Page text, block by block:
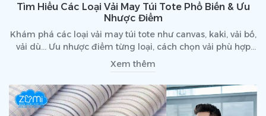
Tìm Hiểu Các Loại Vải May Túi Tote Phổ Biến & Ưu
Nhược Điểm
Khám phá các loại vải may túi tote như canvas, kaki, vải bố,
vải dù... Ưu nhược điểm từng loại, cách chọn vải phù hợp
với mục đích sử dụng
Xem thêm